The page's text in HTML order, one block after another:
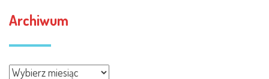
Archiwum
Archiwum